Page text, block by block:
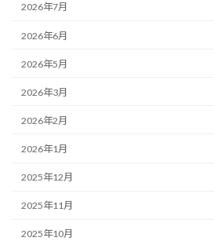
2026年7月
2026年6月
2026年5月
2026年3月
2026年2月
2026年1月
2025年12月
2025年11月
2025年10月